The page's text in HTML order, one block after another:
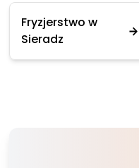
Fryzjerstwo w
Sieradz